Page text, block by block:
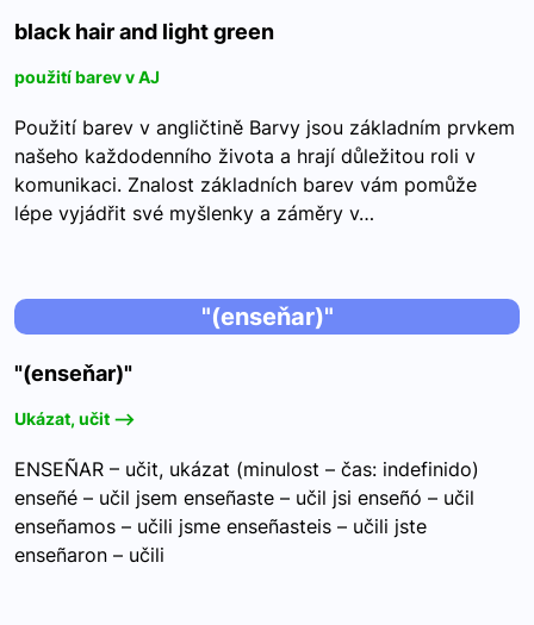
black hair and light green
použití barev v AJ
Použití barev v angličtině Barvy jsou základním prvkem
našeho každodenního života a hrají důležitou roli v
komunikaci. Znalost základních barev vám pomůže
lépe vyjádřit své myšlenky a záměry v…
"(enseňar)"
"(enseňar)"
Ukázat, učit -->
ENSEÑAR – učit, ukázat (minulost – čas: indefinido)
enseñé – učil jsem enseñaste – učil jsi enseñó – učil
enseñamos – učili jsme enseñasteis – učili jste
enseñaron – učili